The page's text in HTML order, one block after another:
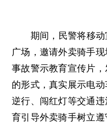
期间，民警将移
广场，邀请外卖骑手
事故警示教育宣传片
的形式，真实展示电动
逆行、闯红灯等交通
育引导外卖骑手树立